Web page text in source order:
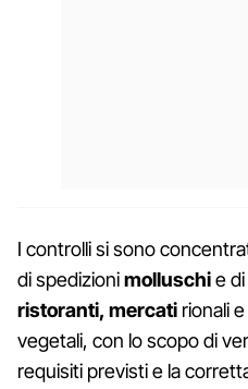
I controlli si sono
di spedizionimolluschie
ristoranti, mercati rionali
vegetali, con lo scopo di
requisiti previsti e la